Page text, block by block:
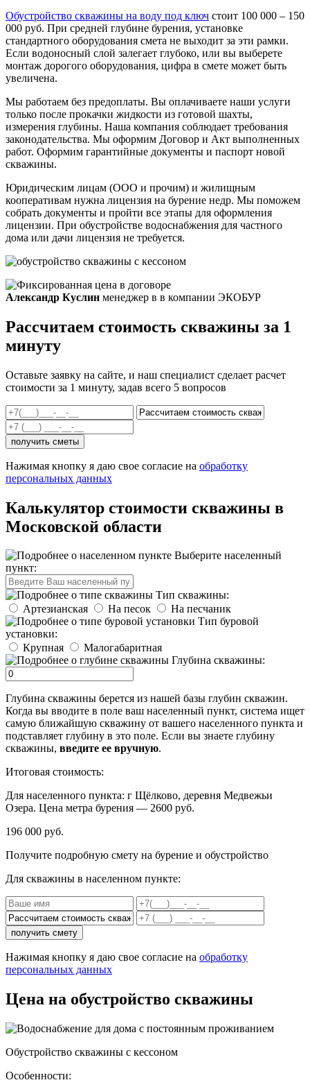
Обустройство скважины на воду под ключ стоит 100 000 – 150
000 руб. При средней глубине бурения, установке
стандартного оборудования смета не выходит за эти рамки.
Если водоносный слой залегает глубоко, или вы выберете
монтаж дорогого оборудования, цифра в смете может быть
увеличена.
Мы работаем без предоплаты. Вы оплачиваете наши услуги
только после прокачки жидкости из готовой шахты,
измерения глубины. Наша компания соблюдает требования
законодательства. Мы оформим Договор и Акт выполненных
работ. Оформим гарантийные документы и паспорт новой
скважины.
Юридическим лицам (ООО и прочим) и жилищным
кооперативам нужна лицензия на бурение недр. Мы поможем
собрать документы и пройти все этапы для оформления
лицензии. При обустройстве водоснабжения для частного
дома или дачи лицензия не требуется.
Александр Куслин менеджер в в компании ЭКОБУР
Рассчитаем стоимость скважины за 1
минуту
Оставьте заявку на сайте, и наш специалист сделает расчет
стоимости за 1 минуту, задав всего 5 вопросов
получить сметы
Нажимая кнопку я даю свое согласие на обработку
персональных данных
Калькулятор стоимости скважины в
Московской области
Выберите населенный
пункт:
Тип скважины:
Артезианская
На песок
На песчаник
Тип буровой
установки:
Крупная
Малогабаритная
Глубина скважины:
Глубина скважины берется из нашей базы глубин скважин.
Когда вы вводите в поле ваш населенный пункт, система ищет
самую ближайшую скважину от вашего населенного пункта и
подставляет глубину в это поле. Если вы знаете глубину
скважины, введите ее вручную.
Итоговая стоимость:
Для населенного пункта: г Щёлково, деревня Медвежьи
Озера. Цена метра бурения — 2600 руб.
196 000 руб.
Получите подробную смету на бурение и обустройство
Для скважины в населенном пункте:
получить смету
Нажимая кнопку я даю свое согласие на обработку
персональных данных
Цена на обустройство скважины
Обустройство скважины с кессоном
Особенности: